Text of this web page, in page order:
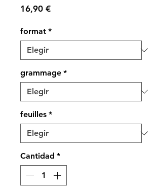
16,90 €Precio
format *
grammage *
feuilles *
Cantidad *